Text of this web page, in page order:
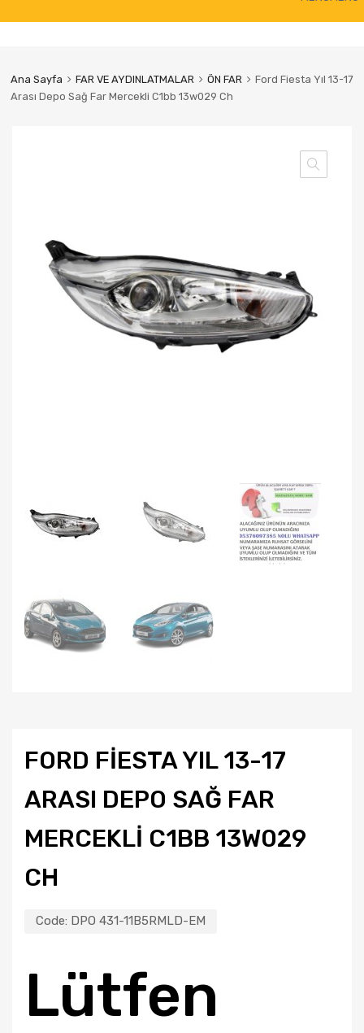
content
Ana Sayfa FAR VE AYDINLATMALAR ÖN FAR
Ford Fiesta Yıl 13-17
Arası Depo Sağ Far Mercekli C1bb 13w029 Ch
FORD FIESTA YIL 13-17
ARASI DEPO SAĞ FAR
MERCEKLI C1BB 13W029
CH
Code: DPO 431-11B5RMLD-EM
Lütfen